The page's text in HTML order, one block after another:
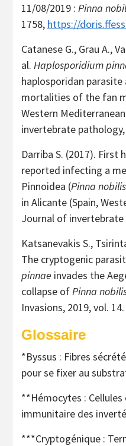
11/08/2019 : Pinna
1758, https://
Catanese G., Grau A.,
al. Haplosporidium
haplosporidan
mortalities of the fan
Western
invertebrate pathology,
Darriba S. (2017). First
reported infecting a
Pinnoidea (Pinna nobilis
in Alicante (Spain,
Journal of invertebrate
Katsanevakis S.,
The cryptogenic
pinnae invades the
collapse ofPinna
Invasions, 2019, vol. 14.
Glossaire
*Byssus : Fibres
pour se fixer au
**Hémocytes :
immunitaire des
***Cryptogénique :